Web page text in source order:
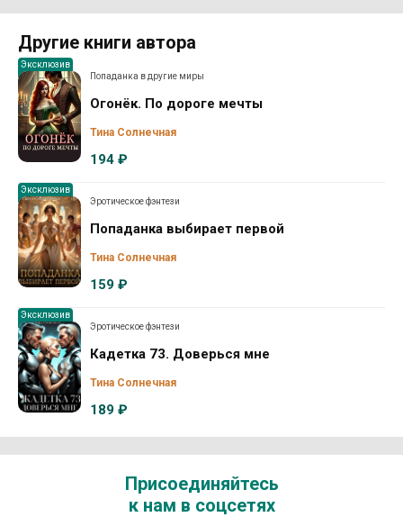
Другие книги автора
Эксклюзив
Попаданка в другие миры
Огонёк. По дороге мечты
Тина Солнечная
194 ₽
Эксклюзив
Эротическое фэнтези
Попаданка выбирает первой
Тина Солнечная
159 ₽
Эксклюзив
Эротическое фэнтези
Кадетка 73. Доверься мне
Тина Солнечная
189 ₽
Присоединяйтесь
к нам в соцсетях